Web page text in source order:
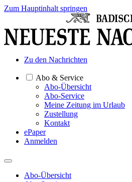
Zum Hauptinhalt springen
Zu den Nachrichten
Abo & Service
Abo-Übersicht
Abo-Service
Meine Zeitung im Urlaub
Zustellung
Kontakt
ePaper
Anmelden
Abo-Übersicht